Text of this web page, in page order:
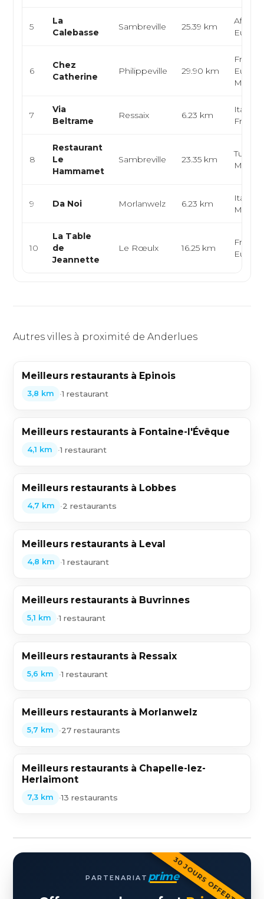
5
La
Calebasse
Sambreville 25.39 km
6
Chez
Catherine
Philippeville 29.90 km
7
Via
Beltrame
Ressaix 6.23 km
8
Restaurant
Le
Hammamet
Sambreville 23.35 km
9 Da Noi Morlanwelz 6.23 km
10
La Table
de
Jeannette
Le Rœulx 16.25 km
Autres villes à proximité de Anderlues
Meilleurs restaurants à Epinois
3,8 km •1 restaurant
Meilleurs restaurants à Fontaine-l'Évêque
4,1 km •1 restaurant
Meilleurs restaurants à Lobbes
4,7 km •2 restaurants
Meilleurs restaurants à Leval
4,8 km •1 restaurant
Meilleurs restaurants à Buvrinnes
5,1 km •1 restaurant
Meilleurs restaurants à Ressaix
5,6 km •1 restaurant
Meilleurs restaurants à Morlanwelz
5,7 km •27 restaurants
Meilleurs restaurants à Chapelle-lez-
Herlaimont
7,3 km •13 restaurants
30 JOURS OFFERTS
PARTENARIAT prime